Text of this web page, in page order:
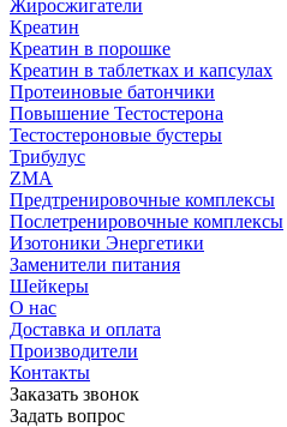
Жиросжигатели
Креатин
Креатин в порошке
Креатин в таблетках и капсулах
Протеиновые батончики
Повышение Тестостерона
Тестостероновые бустеры
Трибулус
ZMA
Предтренировочные комплексы
Послетренировочные комплексы
Изотоники Энергетики
Заменители питания
Шейкеры
О нас
Доставка и оплата
Производители
Контакты
Заказать звонок
Задать вопрос